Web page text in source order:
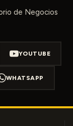
de Negocios
YOUTUBE
WHATSAPP